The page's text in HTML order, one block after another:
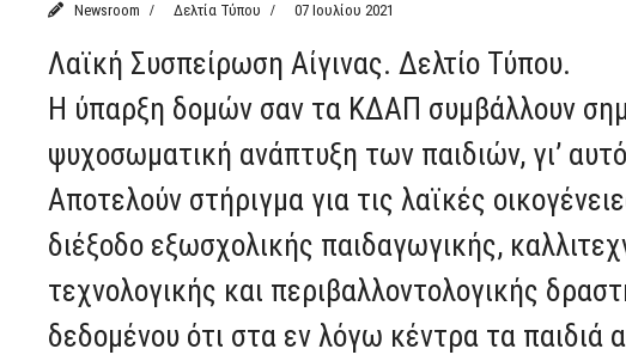
Newsroom Δελτία Τύπου 07 Ιουλίου 2021
Λαϊκή Συσπείρωση Αίγινας. Δελτίο Τύπου.
Η ύπαρξη δομών σαν τα ΚΔΑΠ συμβάλλουν
ψυχοσωματική ανάπτυξη των παιδιών, γι’
Αποτελούν στήριγμα για τις λαϊκές
διέξοδο εξωσχολικής παιδαγωγικής,
τεχνολογικής και περιβαλλοντολογικής
δεδομένου ότι στα εν λόγω κέντρα τα παιδιά